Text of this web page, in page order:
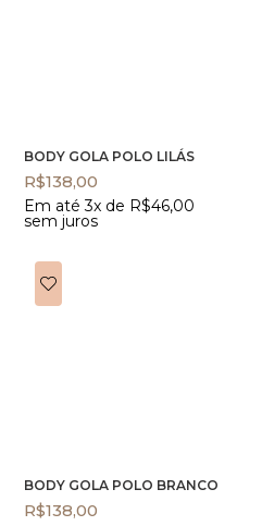
BODY GOLA POLO LILÁS
R$138,00
Em até 3x de R$46,00
sem juros
BODY GOLA POLO BRANCO
R$138,00